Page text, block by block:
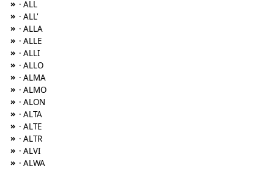
» · ALL
» · ALL'
» · ALLA
» · ALLE
» · ALLI
» · ALLO
» · ALMA
» · ALMO
» · ALON
» · ALTA
» · ALTE
» · ALTR
» · ALVI
» · ALWA